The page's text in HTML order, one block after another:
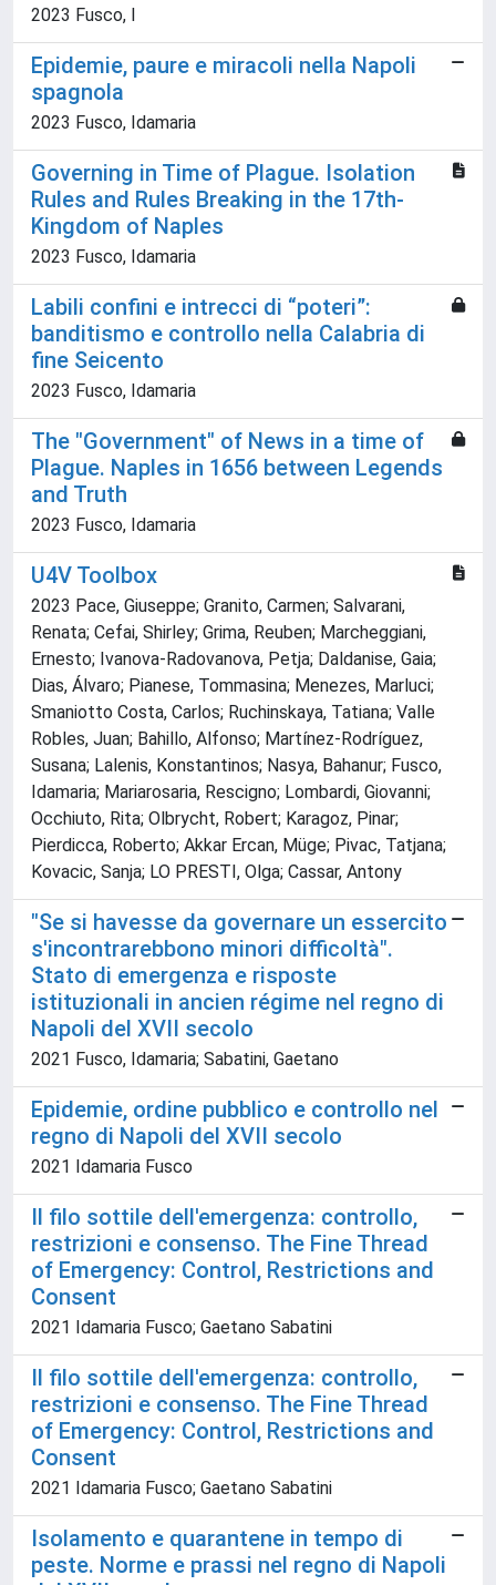
2023 Fusco, I
Epidemie, paure e miracoli nella Napoli
spagnola
2023 Fusco, Idamaria
Governing in Time of Plague. Isolation
Rules and Rules Breaking in the 17th-
Kingdom of Naples
2023 Fusco, Idamaria
Labili confini e intrecci di “poteri”:
banditismo e controllo nella Calabria di
fine Seicento
2023 Fusco, Idamaria
The "Government" of News in a time of
Plague. Naples in 1656 between Legends
and Truth
2023 Fusco, Idamaria
U4V Toolbox
2023 Pace, Giuseppe; Granito, Carmen; Salvarani,
Renata; Cefai, Shirley; Grima, Reuben; Marcheggiani,
Ernesto; Ivanova-Radovanova, Petja; Daldanise, Gaia;
Dias, Álvaro; Pianese, Tommasina; Menezes, Marluci;
Smaniotto Costa, Carlos; Ruchinskaya, Tatiana; Valle
Robles, Juan; Bahillo, Alfonso; Martínez-Rodríguez,
Susana; Lalenis, Konstantinos; Nasya, Bahanur; Fusco,
Idamaria; Mariarosaria, Rescigno; Lombardi, Giovanni;
Occhiuto, Rita; Olbrycht, Robert; Karagoz, Pinar;
Pierdicca, Roberto; Akkar Ercan, Müge; Pivac, Tatjana;
Kovacic, Sanja; LO PRESTI, Olga; Cassar, Antony
"Se si havesse da governare un essercito
s'incontrarebbono minori difficoltà".
Stato di emergenza e risposte
istituzionali in ancien régime nel regno di
Napoli del XVII secolo
2021 Fusco, Idamaria; Sabatini, Gaetano
Epidemie, ordine pubblico e controllo nel
regno di Napoli del XVII secolo
2021 Idamaria Fusco
Il filo sottile dell'emergenza: controllo,
restrizioni e consenso. The Fine Thread
of Emergency: Control, Restrictions and
Consent
2021 Idamaria Fusco; Gaetano Sabatini
Il filo sottile dell'emergenza: controllo,
restrizioni e consenso. The Fine Thread
of Emergency: Control, Restrictions and
Consent
2021 Idamaria Fusco; Gaetano Sabatini
Isolamento e quarantene in tempo di
peste. Norme e prassi nel regno di Napoli